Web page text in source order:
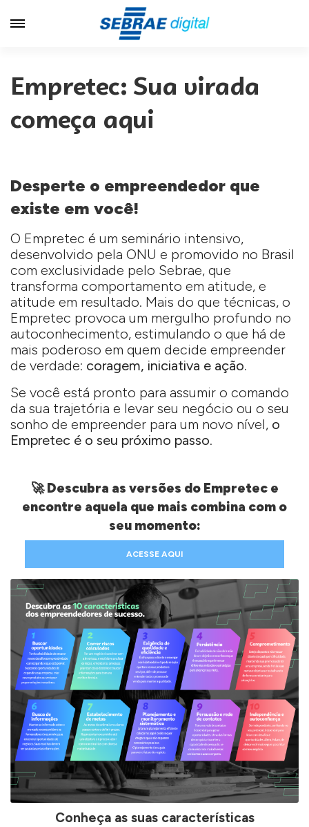
Empretec: Sua virada
começa aqui
Desperte o empreendedor que
existe em você!
O Empretec é um seminário intensivo,
desenvolvido pela ONU e promovido no Brasil
com exclusividade pelo Sebrae, que
transforma comportamento em atitude, e
atitude em resultado. Mais do que técnicas, o
Empretec provoca um mergulho profundo no
autoconhecimento, estimulando o que há de
mais poderoso em quem decide empreender
de verdade: coragem, iniciativa e ação.
Se você está pronto para assumir o comando
da sua trajetória e levar seu negócio ou o seu
sonho de empreender para um novo nível, o
Empretec é o seu próximo passo.
🚀 Descubra as versões do Empretec e
encontre aquela que mais combina com o
seu momento:
ACESSE AQUI
Conheça as suas características